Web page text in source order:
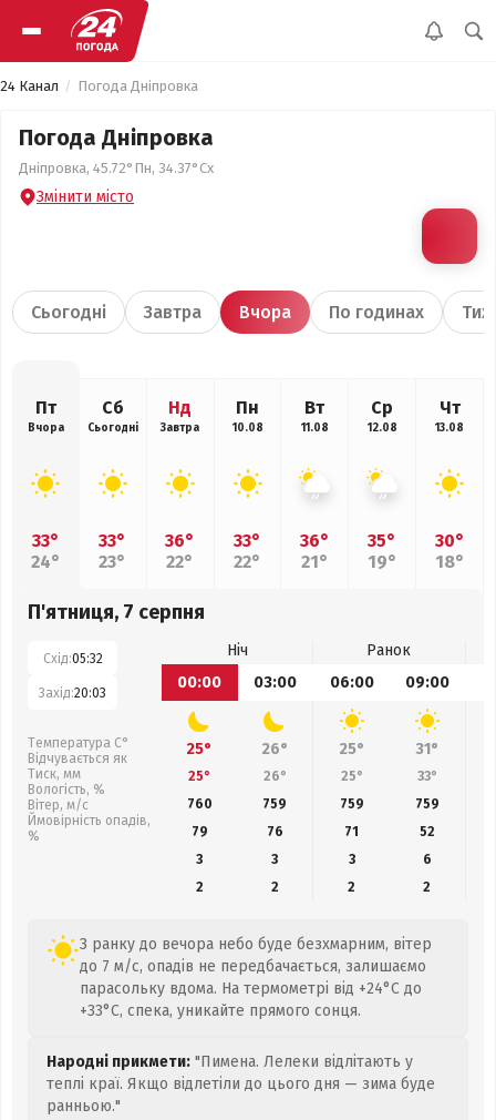
24 Канал Погода Дніпровка
Погода Дніпровка
Дніпровка, 45.72°Пн, 34.37°Сх
Змінити місто
Сьогодні Завтра Вчора По годинах
Пт
Вчора
33°
24°
Сб
Сьогодні
33°
23°
Нд
Завтра
36°
22°
Пн
10.08
33°
22°
Вт
11.08
36°
21°
Ср
12.08
35°
19°
Чт
13.08
30°
18°
П'ятниця, 7 серпня
Схід:05:32
Захід:20:03
Температура С°
Відчувається як
Тиск, мм
Вологість, %
Вітер, м/с
Ймовірність опадів,
%
Ніч
Ранок
00:00
03:00 06:00 09:00
25° 26° 25° 31°
25° 26° 25° 33°
760
759 759 759
79
76 71
52
3
3 3
6
2
2 2 2
З ранку до вечора небо буде безхмарним, вітер
до 7 м/с, опадів не передбачається, залишаємо
парасольку вдома. На термометрі від +24°C до
+33°C, спека, уникайте прямого сонця.
Народні прикмети: "Пимена. Лелеки відлітають у
теплі краї. Якщо відлетіли до цього дня — зима буде
ранньою."